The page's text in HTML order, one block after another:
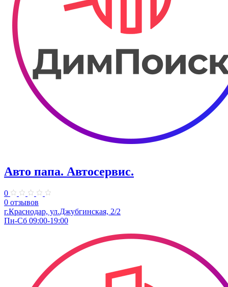
Авто папа. ​Автосервис.
0
0 отзывов
г.Краснодар, ул.Джубгинская, 2/2
Пн-Сб 09:00-19:00